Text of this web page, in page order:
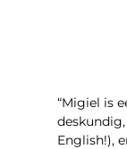
“Migiel is
English!),